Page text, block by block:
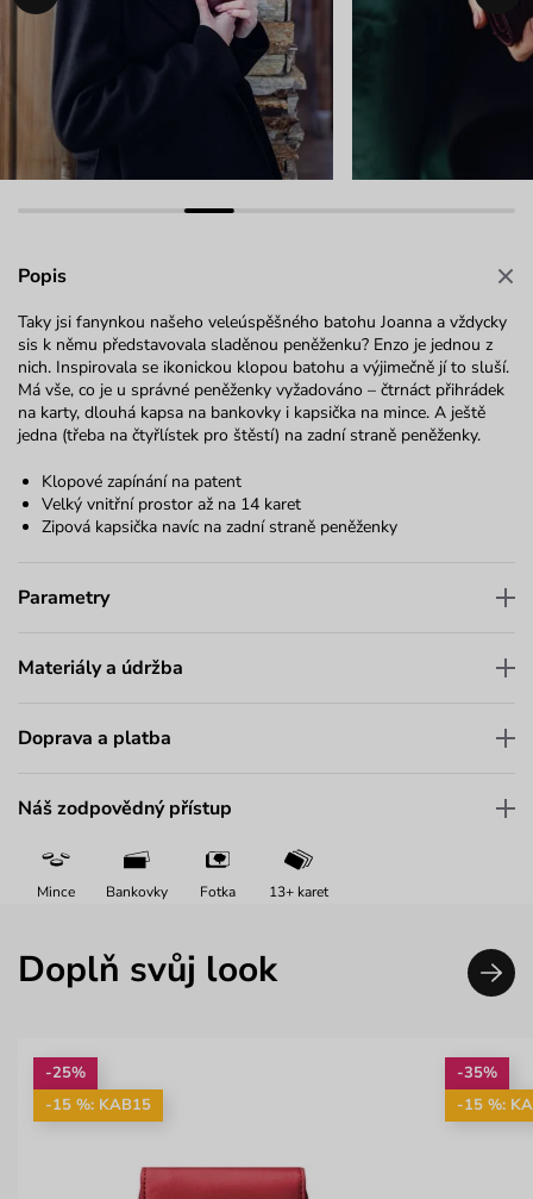
Popis
Taky jsi fanynkou našeho veleúspěšného batohu Joanna a vždycky
sis k němu představovala sladěnou peněženku? Enzo je jednou z
nich. Inspirovala se ikonickou klopou batohu a výjimečně jí to sluší.
Má vše, co je u správné peněženky vyžadováno – čtrnáct přihrádek
na karty, dlouhá kapsa na bankovky i kapsička na mince. A ještě
jedna (třeba na čtyřlístek pro štěstí) na zadní straně peněženky.
Klopové zapínání na patent
Velký vnitřní prostor až na 14 karet
Zipová kapsička navíc na zadní straně peněženky
Parametry
Materiály a údržba
Doprava a platba
Náš zodpovědný přístup
Mince Bankovky Fotka 13+ karet
Doplň svůj look
-25%
-15 %: KAB15
-35%
-15 %: